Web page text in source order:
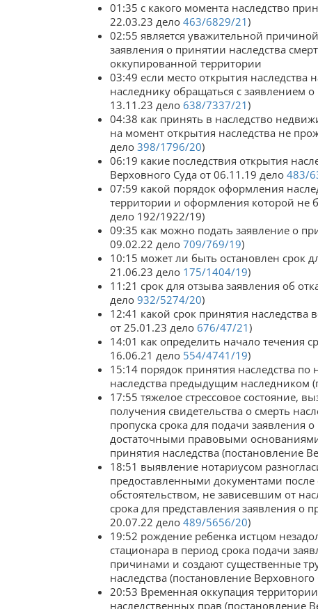
01:35 с какого момента наследство
22.03.23 дело 463/6829/21)
02:55 является уважительной
заявления о принятии наследства
оккупированной территории
03:49 если место открытия наследства
наследнику обращаться с заявлением
13.11.23 дело 638/7337/21)
04:38 как принять в наследство
на момент открытия наследства не
дело 398/1796/20)
06:19 какие последствия открытия
Верховного Суда от 06.11.19 дело 483/
07:59 какой порядок оформления
территории и оформления которой не
дело 192/1922/19)
09:35 как можно подать заявление о
09.02.22 дело 709/769/19)
10:15 может ли быть остановлен срок
21.06.23 дело 175/1404/19)
11:21 срок для отзыва заявления об
дело 932/5274/20)
12:41 какой срок принятия
от 25.01.23 дело 676/47/21)
14:01 как определить начало течения
16.06.21 дело 554/4741/19)
15:14 порядок принятия наследства по
наследства предыдущим наследником
17:55 тяжелое стрессовое состояние,
получения свидетельства о смерть
пропуска срока для подачи заявления
достаточными правовыми
принятия наследства (постановление
18:51 выявление нотариусом
предоставленными документами
обстоятельством, не зависевшим от
срока для представления заявления о
20.07.22 дело 489/5656/20)
19:52 рождение ребенка истцом
стационара в период срока подачи
причинами и создают существенные
наследства (постановление
20:53 Временная оккупация
наследственных прав (постановление